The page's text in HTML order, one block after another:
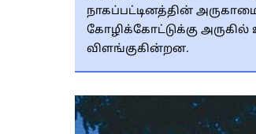
நாகப்பட்டினத்தின்
கோழிக்கோட்டுக்கு
விளங்குகின்றன.